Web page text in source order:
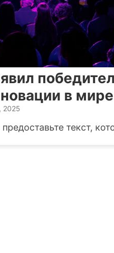
в
2025
текст,